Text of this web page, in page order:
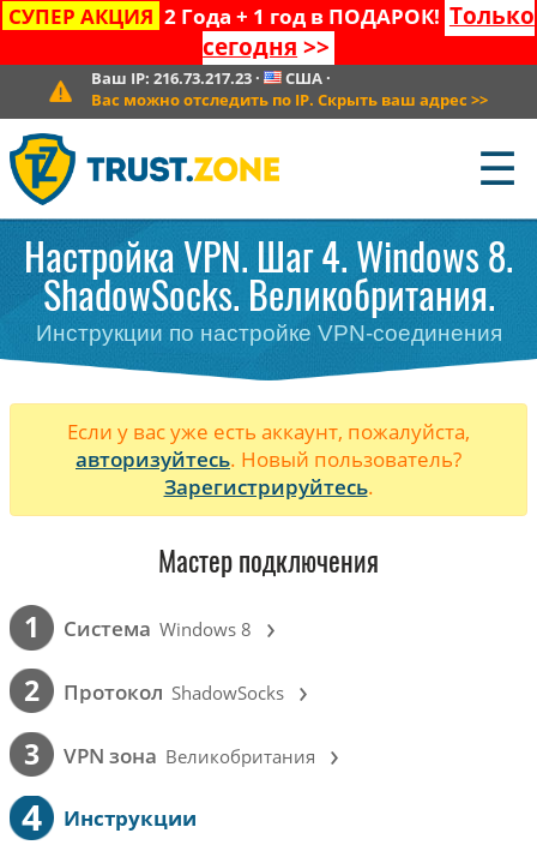
СУПЕР АКЦИЯ 2 Года + 1 год в ПОДАРОК! Только
сегодня >>
Ваш IP: 216.73.217.23· США·
Вас можно отследить по IP. Скрыть ваш адрес >>
☰
Настройка VPN. Шаг 4. Windows 8.
ShadowSocks. Великобритания.
Инструкции по настройке VPN-соединения
Если у вас уже есть аккаунт, пожалуйста,
авторизуйтесь. Новый пользователь?
Зарегистрируйтесь.
Мастер подключения
1 Cистема Windows 8 ›
2 Протокол ShadowSocks ›
3 VPN зона Великобритания ›
4 Инструкции